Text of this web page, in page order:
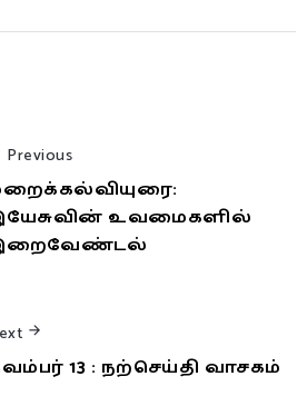
Previous
உவமைகளில்
13 : நற்செய்தி வாசகம்